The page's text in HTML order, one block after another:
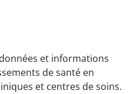
et informations
de santé en
et centres de soins.